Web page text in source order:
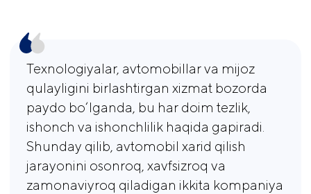
Texnologiyalar, avtomobillar va mijoz
qulayligini birlashtirgan xizmat bozorda
paydo bo‘lganda, bu har doim tezlik,
ishonch va ishonchlilik haqida gapiradi.
Shunday qilib, avtomobil xarid qilish
jarayonini osonroq, xavfsizroq va
zamonaviyroq qiladigan ikkita kompaniya